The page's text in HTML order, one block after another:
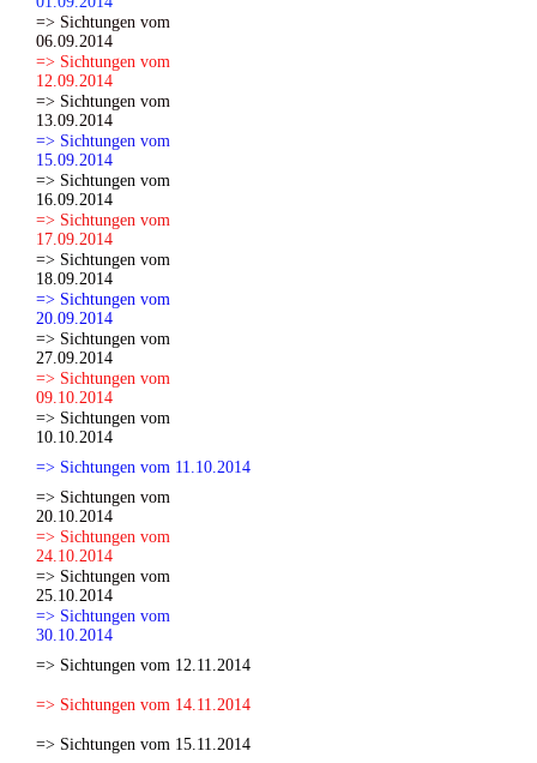
=> Sichtungen vom
06.09.2014
=> Sichtungen vom
12.09.2014
=> Sichtungen vom
13.09.2014
=> Sichtungen vom
15.09.2014
=> Sichtungen vom
16.09.2014
=> Sichtungen vom
17.09.2014
=> Sichtungen vom
18.09.2014
=> Sichtungen vom
20.09.2014
=> Sichtungen vom
27.09.2014
=> Sichtungen vom
09.10.2014
=> Sichtungen vom
10.10.2014
=> Sichtungen vom 11.10.2014
=> Sichtungen vom
20.10.2014
=> Sichtungen vom
24.10.2014
=> Sichtungen vom
25.10.2014
=> Sichtungen vom
30.10.2014
=> Sichtungen vom 12.11.2014
=> Sichtungen vom 14.11.2014
=> Sichtungen vom 15.11.2014